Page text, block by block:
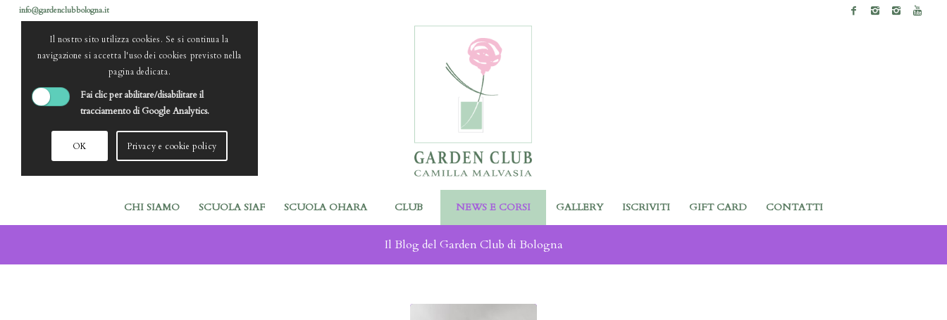
info@gardenclubbologna.it
CHI SIAMO SCUOLA SIAF SCUOLA OHARA CLUB NEWS E CORSI GALLERY ISCRIVITI GIFT CARD CONTATTI
Il Blog del Garden Club di Bologna
Il nostro sito utilizza cookies. Se si continua la
navigazione si accetta l'uso dei cookies previsto nella
pagina dedicata.
Fai clic per abilitare/disabilitare il
tracciamento di Google Analytics.
OK Privacy e cookie policy